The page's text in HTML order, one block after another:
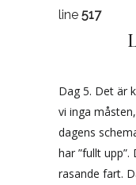
line 517
Dag 5. Det är
vi inga
dagens
har ”fullt
rasande fart.